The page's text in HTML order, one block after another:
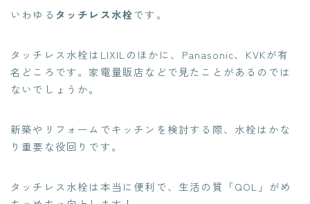
いわゆる タッチレス水栓です。
タッチレス水栓はLIXILのほかに、Panasonic、KVKが有
名どころです。家電量販店などで見たことがあるのでは
ないでしょうか。
新築やリフォームでキッチンを検討する際、水栓はかな
り重要な役回りです。
タッチレス水栓は本当に便利で、生活の質「QOL」がめ